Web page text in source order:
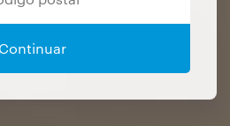
Continuar